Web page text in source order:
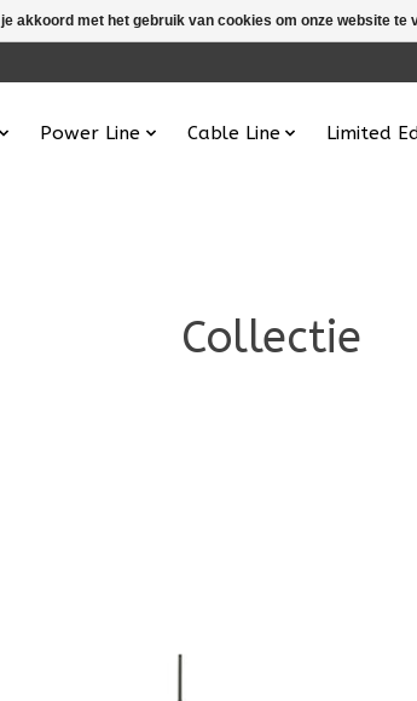
Power Line Cable Line Limited
Collectie
akkoord met het gebruik van cookies om onze website te